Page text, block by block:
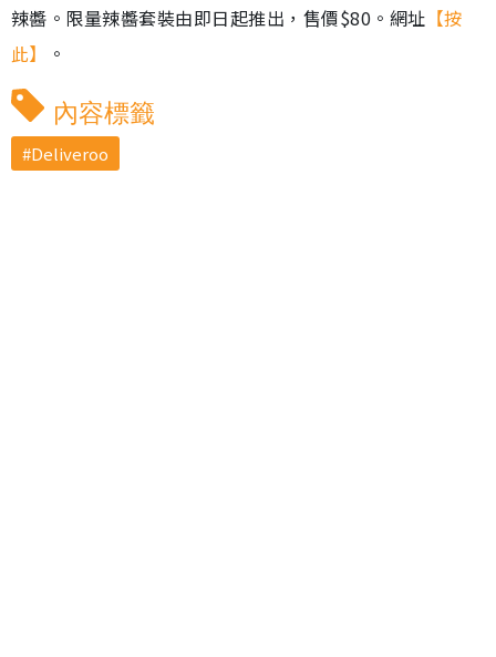
辣醬。限量辣醬套裝由即日起推出，售價$80。網址 【按
此】
。
內容標籤
Deliveroo